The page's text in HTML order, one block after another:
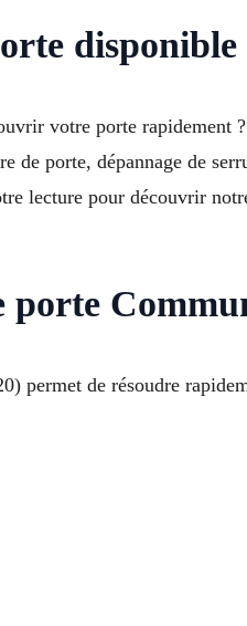
disponible
votre porte rapidement
de porte, dépannage de
lecture pour découvrir
permet de résoudre